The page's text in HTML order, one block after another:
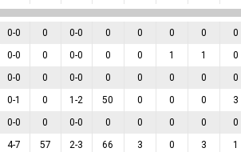
0-0 0 0-0 0 0 0 0 0
0-0 0 0-0 0 0 1 1 0
0-0 0 0-0 0 0 0 0 0
0-1 0 1-2 50 0 0 0 3
0-0 0 0-0 0 0 0 0 0
4-7 57 2-3 66 3 0 3 1